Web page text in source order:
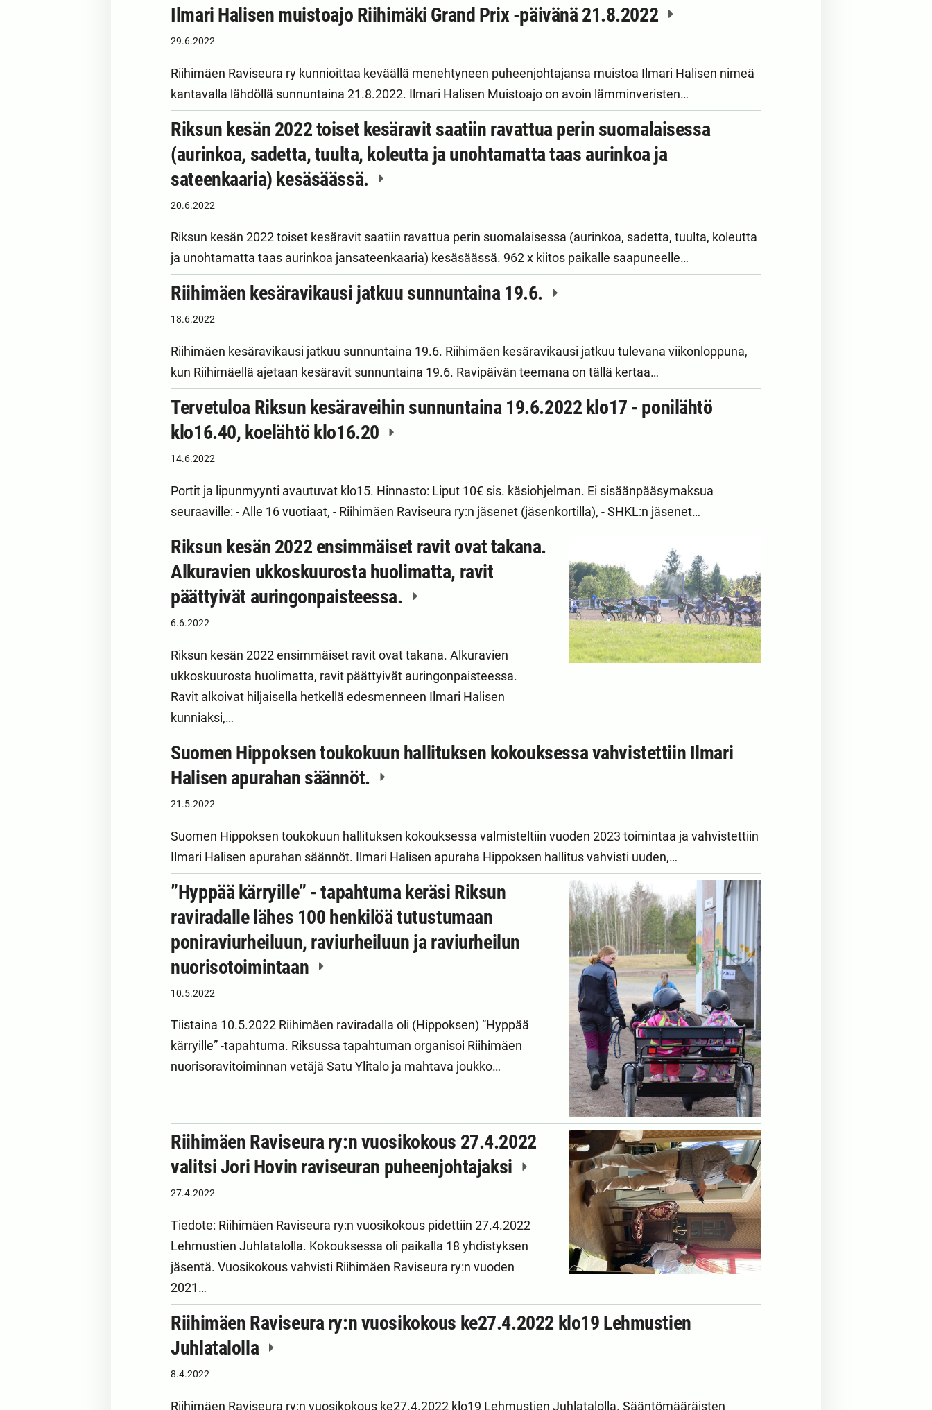
Ilmari Halisen muistoajo Riihimäki Grand Prix -päivänä 21.8.2022
29.6.2022
Riihimäen Raviseura ry kunnioittaa keväällä menehtyneen puheenjohtajansa muistoa Ilmari Halisen nimeä
kantavalla lähdöllä sunnuntaina 21.8.2022. Ilmari Halisen Muistoajo on avoin lämminveristen…
Riksun kesän 2022 toiset kesäravit saatiin ravattua perin suomalaisessa
(aurinkoa, sadetta, tuulta, koleutta ja unohtamatta taas aurinkoa ja
sateenkaaria) kesäsäässä.
20.6.2022
Riksun kesän 2022 toiset kesäravit saatiin ravattua perin suomalaisessa (aurinkoa, sadetta, tuulta, koleutta
ja unohtamatta taas aurinkoa jansateenkaaria) kesäsäässä. 962 x kiitos paikalle saapuneelle…
Riihimäen kesäravikausi jatkuu sunnuntaina 19.6.
18.6.2022
Riihimäen kesäravikausi jatkuu sunnuntaina 19.6. Riihimäen kesäravikausi jatkuu tulevana viikonloppuna,
kun Riihimäellä ajetaan kesäravit sunnuntaina 19.6. Ravipäivän teemana on tällä kertaa…
Tervetuloa Riksun kesäraveihin sunnuntaina 19.6.2022 klo17 - ponilähtö
klo16.40, koelähtö klo16.20
14.6.2022
Portit ja lipunmyynti avautuvat klo15. Hinnasto: Liput 10€ sis. käsiohjelman. Ei sisäänpääsymaksua
seuraaville: - Alle 16 vuotiaat, - Riihimäen Raviseura ry:n jäsenet (jäsenkortilla), - SHKL:n jäsenet…
Riksun kesän 2022 ensimmäiset ravit ovat takana.
Alkuravien ukkoskuurosta huolimatta, ravit
päättyivät auringonpaisteessa.
6.6.2022
Riksun kesän 2022 ensimmäiset ravit ovat takana. Alkuravien
ukkoskuurosta huolimatta, ravit päättyivät auringonpaisteessa.
Ravit alkoivat hiljaisella hetkellä edesmenneen Ilmari Halisen
kunniaksi,…
Suomen Hippoksen toukokuun hallituksen kokouksessa vahvistettiin Ilmari
Halisen apurahan säännöt.
21.5.2022
Suomen Hippoksen toukokuun hallituksen kokouksessa valmisteltiin vuoden 2023 toimintaa ja vahvistettiin
Ilmari Halisen apurahan säännöt. Ilmari Halisen apuraha Hippoksen hallitus vahvisti uuden,…
”Hyppää kärryille” - tapahtuma keräsi Riksun
raviradalle lähes 100 henkilöä tutustumaan
poniraviurheiluun, raviurheiluun ja raviurheilun
nuorisotoimintaan
10.5.2022
Tiistaina 10.5.2022 Riihimäen raviradalla oli (Hippoksen) ”Hyppää
kärryille” -tapahtuma. Riksussa tapahtuman organisoi Riihimäen
nuorisoravitoiminnan vetäjä Satu Ylitalo ja mahtava joukko…
Riihimäen Raviseura ry:n vuosikokous 27.4.2022
valitsi Jori Hovin raviseuran puheenjohtajaksi
27.4.2022
Tiedote: Riihimäen Raviseura ry:n vuosikokous pidettiin 27.4.2022
Lehmustien Juhlatalolla. Kokouksessa oli paikalla 18 yhdistyksen
jäsentä. Vuosikokous vahvisti Riihimäen Raviseura ry:n vuoden
2021…
Riihimäen Raviseura ry:n vuosikokous ke27.4.2022 klo19 Lehmustien
Juhlatalolla
8.4.2022
Riihimäen Raviseura ry:n vuosikokous ke27.4.2022 klo19 Lehmustien Juhlatalolla. Sääntömääräisten